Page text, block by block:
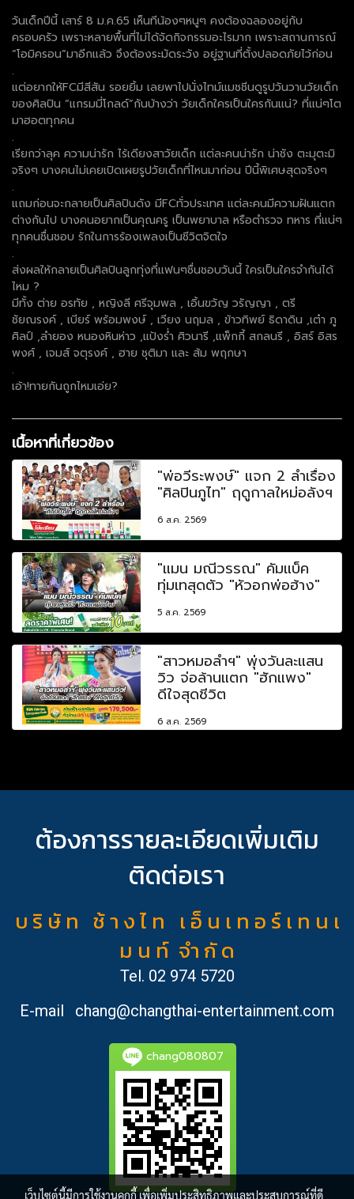
วันเด็กปีนี้ เสาร์ 8 ม.ค.65 เห็นทีน้องๆหนูๆ คงต้องฉลองอยู่กับ
ครอบครัว เพราะหลายพื้นที่ไม่ได้จัดกิจกรรมอะไรมาก เพราะสถานการณ์
“โอมิครอน”มาอีกแล้ว จึงต้องระมัดระวัง อยู่ฐานที่ตั้งปลอดภัยไว้ก่อน
.
แต่อยากให้FCมีสีสัน รอยยิ้ม เลยพาไปนั่งไทม์แมชชีนดูรูปวันวานวัยเด็ก
ของศิลปิน “แกรมมี่โกลด์”กันบ้างว่า วัยเด็กใครเป็นใครกันแน่? ที่แน่ๆโต
มาฮอตทุกคน
.
เรียกว่าลุค ความน่ารัก ไร้เดียงสาวัยเด็ก แต่ละคนน่ารัก น่าชัง ตะมุตะมิ
จริงๆ บางคนไม่เคยเปิดเผยรูปวัยเด็กที่ไหนมาก่อน ปีนี้พิเศษสุดจริงๆ
.
แถมก่อนจะกลายเป็นศิลปินดัง มีFCทั่วประเทศ แต่ละคนมีความฝันแตก
ต่างกันไป บางคนอยากเป็นคุณครู เป็นพยาบาล หรือตำรวจ ทหาร ที่แน่ๆ
ทุกคนชื่นชอบ รักในการร้องเพลงเป็นชีวิตจิตใจ
.
ส่งผลให้กลายเป็นศิลปินลูกทุ่งที่แฟนๆชื่นชอบวันนี้ ใครเป็นใครจำกันได้
ไหม ?
มีทั้ง ต่าย อรทัย , หญิงลี ศรีจุมพล , เอิ้นขวัญ วรัญญา , ตรี
ชัยณรงค์ , เบียร์ พร้อมพงษ์ , เวียง นฤมล , ข้าวทิพย์ ธิดาดิน ,เต๋า ภู
ศิลป์ ,ลำยอง หนองหินห่าว ,แป้งร่ำ ศิวนารี ,แพ็กกี้ สกลนรี , อิสร์ อิสร
พงศ์ , เจมส์ จตุรงค์ , ฮาย ชุติมา และ ส้ม พฤกษา
.
เอ้า!ทายกันถูกไหมเอ่ย?
เนื้อหาที่เกี่ยวข้อง
"พ่อวีระพงษ์" แจก 2 ลำเรื่อง
"ศิลปินภูไท" ฤดูกาลใหม่อลังฯ
6 ส.ค. 2569
"แมน มณีวรรณ" คัมแบ็ค
ทุ่มเทสุดตัว "หัวอกพ่อฮ้าง"
5 ส.ค. 2569
"สาวหมอลำฯ" พุ่งวันละแสน
วิว จ่อล้านแตก "ฮักแพง"
ดีใจสุดชีวิต
6 ส.ค. 2569
ต้องการรายละเอียดเพิ่มเติม
ติดต่อเรา
บ ริ ษั ท ช้ า ง ไ ท เ อ็ น เ ท อ ร์ เ ท น เ
ม น ท์ จำ กั ด
Tel. 02 974 5720
E-mail
chang@changthai-entertainment.com
chang080807
เว็บไซต์นี้มีการใช้งานคุกกี้ เพื่อเพิ่มประสิทธิภาพและประสบการณ์ที่ดี